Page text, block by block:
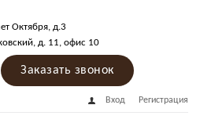
Октября, д.3
д. 11, офис 10
Заказать звонок
Вход Регистрация